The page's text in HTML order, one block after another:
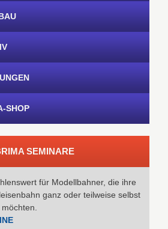
SHOP
SEMINARE
für Modellbahner, die ihre
ganz oder teilweise selbst